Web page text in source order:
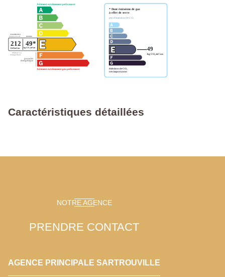
Caractéristiques détaillées
NOTRE AGENCE
PRENDRE CONTACT
AGENCE PRINCIPALE SARTROUVILLE